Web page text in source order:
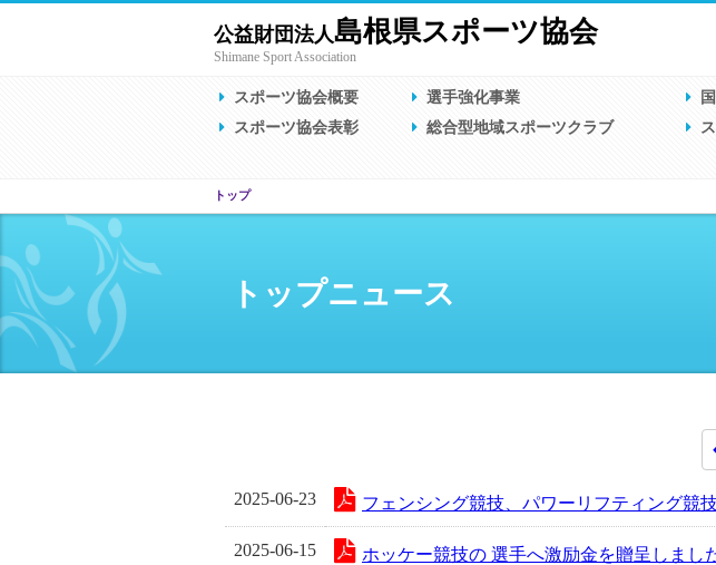
公益財団法人島根県スポーツ協会
Shimane Sport Association
スポーツ協会概要 選手強化事業
スポーツ協会表彰
総合型地域スポーツクラブ
トップ
トップニュース
2025-06-23 フェンシング競技、パワーリフティング競
2025-06-15 ホッケー競技の 選手へ激励金を贈呈しまし